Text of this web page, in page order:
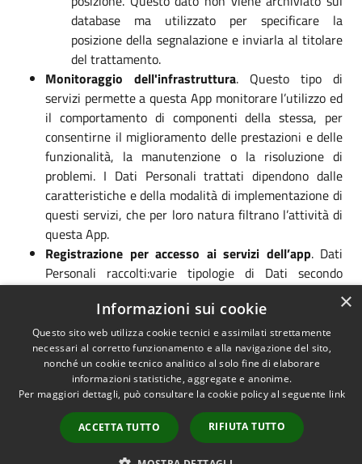
database ma utilizzato per specificare la
posizione della segnalazione e inviarla al titolare
del trattamento.
Monitoraggio dell'infrastruttura. Questo tipo di
servizi permette a questa App monitorare l’utilizzo ed
il comportamento di componenti della stessa, per
consentirne il miglioramento delle prestazioni e delle
funzionalità, la manutenzione o la risoluzione di
problemi. I Dati Personali trattati dipendono dalle
caratteristiche e della modalità di implementazione di
questi servizi, che per loro natura filtrano l’attività di
questa App.
Registrazione per accesso ai servizi dell’app. Dati
Personali raccolti:varie tipologie di Dati secondo
quanto specificato dalla privacy policy del servizio.
L’Utente si registra al servizio richiesto
esclusivamente compilando il modulo di registrazione
al servizio scelto fornendo direttamente i propri Dati
Personali. Dati Personali raccolti: email e altri dati
personali variabili con il servizio proposto e/o
richiesto.
Statistica.
utilizzati per raccogliere informazioni, in forma
×
Informazioni sui cookie
Questo sito web utilizza cookie tecnici e assimilati strettamente
necessari al corretto funzionamento e alla navigazione del sito,
nonché un cookie tecnico analitico al solo fine di elaborare
informazioni statistiche, aggregate e anonime.
Per maggiori dettagli, può consultare la cookie policy al seguente link
ACCETTA TUTTO RIFIUTA TUTTO